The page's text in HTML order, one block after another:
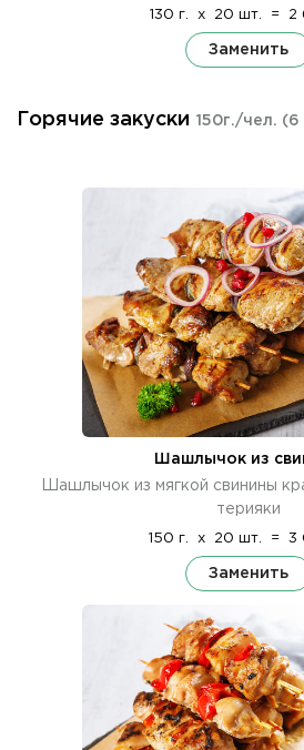
130 г. x 20 шт. = 2
Заменить
Горячие закуски 150г./чел. (6
Шашлычок из
Шашлычок из мягкой свинины
терияки
150 г. x 20 шт. = 3
Заменить